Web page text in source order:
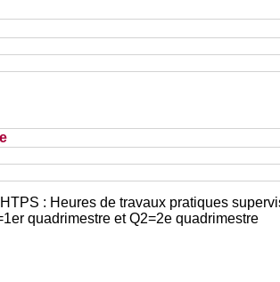
: Heures de travaux pratiques
quadrimestre et Q2=2e quadrimestre